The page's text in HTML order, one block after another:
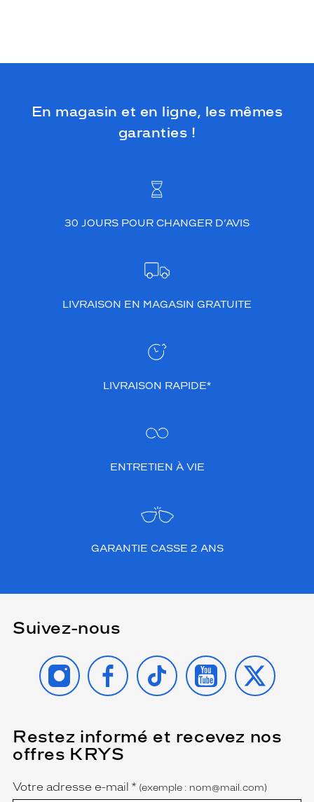
En magasin et en ligne, les mêmes
garanties !
30 JOURS POUR CHANGER D’AVIS
LIVRAISON EN MAGASIN GRATUITE
LIVRAISON RAPIDE*
ENTRETIEN À VIE
GARANTIE CASSE 2 ANS
Suivez-nous
INSTAGRAMFACEBOOK
TIKTOK YOUTUBE
X
Restez informé et recevez nos
offres KRYS
Name
Votre adresse e-mail *
(Ce
champ
est
obligatoire)
(exemple : nom@mail.com)